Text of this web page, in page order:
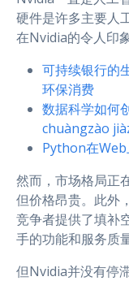
硬件是许多主要人
在Nvidia的令人印
可持续银行的
环保消费
数据科学如何
chuàngzào
Python在Web
然而，市场格局正
但价格昂贵。此外
竞争者提供了填补
手的功能和服务质
但Nvidia并没有停